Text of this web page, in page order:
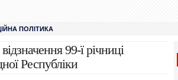
ПОЛІТИКА
99-ї річниці
Республіки